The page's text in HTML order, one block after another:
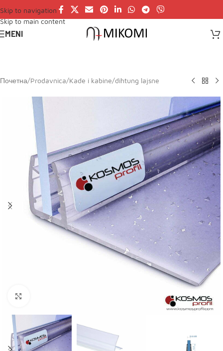
Skip to navigation
Skip to main content
MENI
Почетна/Prodavnica/Kade i kabine/dihtung lajsne